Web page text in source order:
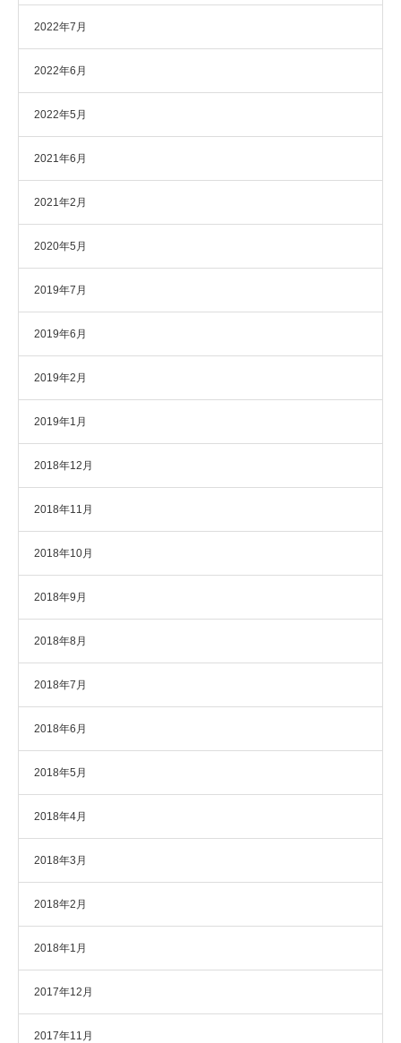
2022年7月
2022年6月
2022年5月
2021年6月
2021年2月
2020年5月
2019年7月
2019年6月
2019年2月
2019年1月
2018年12月
2018年11月
2018年10月
2018年9月
2018年8月
2018年7月
2018年6月
2018年5月
2018年4月
2018年3月
2018年2月
2018年1月
2017年12月
2017年11月